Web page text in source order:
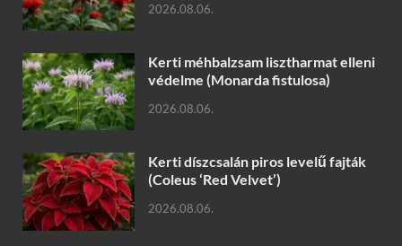
2026.08.06.
Kerti méhbalzsam lisztharmat elleni
védelme (Monarda fistulosa)
2026.08.06.
Kerti díszcsalán piros levelű fajták
(Coleus ‘Red Velvet’)
2026.08.06.